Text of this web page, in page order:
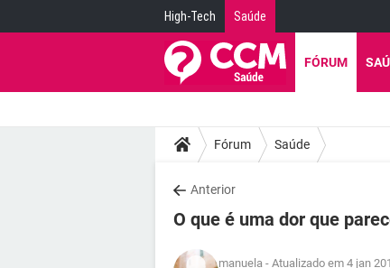
High-Tech Saúde
FÓRUM
Fórum Saúde
Anterior
O que é uma dor que
manuela - Atualizado em 4 jan